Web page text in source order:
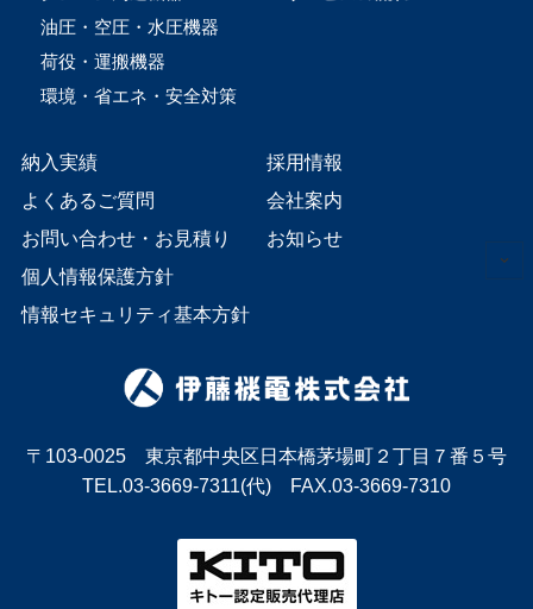
油圧・空圧・水圧機器
荷役・運搬機器
環境・省エネ・安全対策
納入実績
よくあるご質問
お問い合わせ・お見積り
個人情報保護方針
情報セキュリティ基本方針
採用情報
会社案内
お知らせ
〒103-0025 東京都中央区日本橋茅場町２丁目７番５号
TEL.03-3669-7311(代) FAX.03-3669-7310